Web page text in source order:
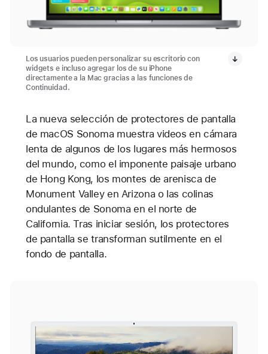
Los usuarios pueden personalizar su escritorio con
widgets e incluso agregar los de su iPhone
directamente a la Mac gracias a las funciones de
Continuidad.
La nueva selección de protectores de pantalla
de macOS Sonoma muestra videos en cámara
lenta de algunos de los lugares más hermosos
del mundo, como el imponente paisaje urbano
de Hong Kong, los montes de arenisca de
Monument Valley en Arizona o las colinas
ondulantes de Sonoma en el norte de
California. Tras iniciar sesión, los protectores
de pantalla se transforman sutilmente en el
fondo de pantalla.